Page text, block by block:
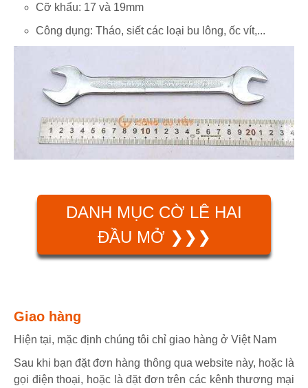
Cỡ khẩu: 17 và 19mm
Công dụng: Tháo, siết các loại bu lông, ốc vít,...
DANH MỤC CỜ LÊ HAI
ĐẦU MỞ ❯❯❯
Giao hàng
Hiện tại, mặc định chúng tôi chỉ giao hàng ở Việt Nam
Sau khi bạn đặt đơn hàng thông qua website này, hoặc là
gọi điện thoại, hoặc là đặt đơn trên các kênh thương mại